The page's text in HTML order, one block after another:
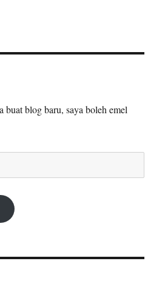
buat blog baru, saya boleh emel